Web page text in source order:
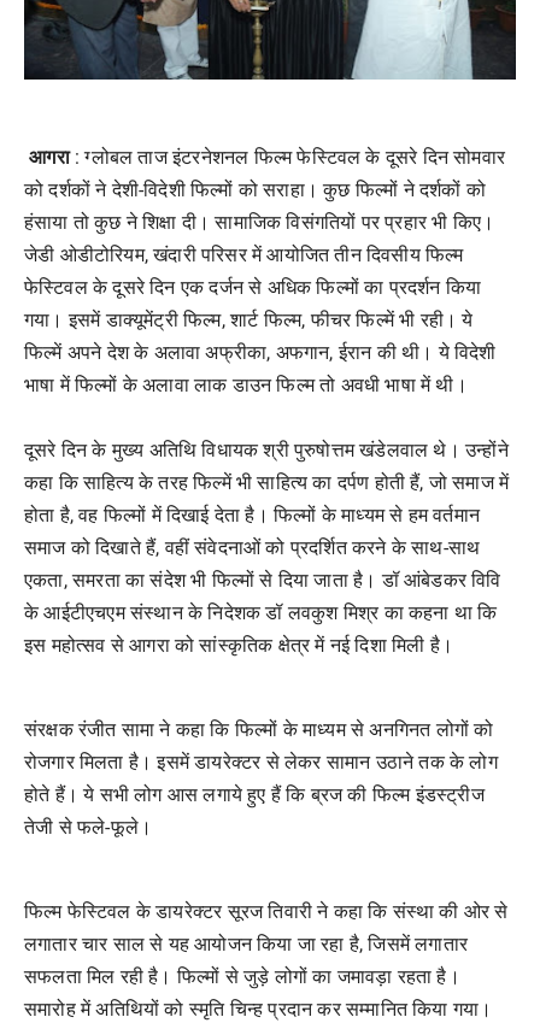
आगरा : ग्लोबल ताज इंटरनेशनल फिल्म फेस्टिवल के दूसरे दिन सोमवार
को दर्शकों ने देशी-विदेशी फिल्मों को सराहा। कुछ फिल्मों ने दर्शकों को
हंसाया तो कुछ ने शिक्षा दी। सामाजिक विसंगतियों पर प्रहार भी किए।
जेडी ओडीटोरियम, खंदारी परिसर में आयोजित तीन दिवसीय फिल्म
फेस्टिवल के दूसरे दिन एक दर्जन से अधिक फिल्मों का प्रदर्शन किया
गया। इसमें डाक्यूमेंट्री फिल्म, शार्ट फिल्म, फीचर फिल्में भी रही। ये
फिल्में अपने देश के अलावा अफ्रीका, अफगान, ईरान की थी। ये विदेशी
भाषा में फिल्मों के अलावा लाक डाउन फिल्म तो अवधी भाषा में थी।
दूसरे दिन के मुख्य अतिथि विधायक श्री पुरुषोत्तम खंडेलवाल थे। उन्होंने
कहा कि साहित्य के तरह फिल्में भी साहित्य का दर्पण होती हैं, जो समाज में
होता है, वह फिल्मों में दिखाई देता है। फिल्मों के माध्यम से हम वर्तमान
समाज को दिखाते हैं, वहीं संवेदनाओं को प्रदर्शित करने के साथ-साथ
एकता, समरता का संदेश भी फिल्मों से दिया जाता है। डॉ आंबेडकर विवि
के आईटीएचएम संस्थान के निदेशक डॉ लवकुश मिश्र का कहना था कि
इस महोत्सव से आगरा को सांस्कृतिक क्षेत्र में नई दिशा मिली है।
संरक्षक रंजीत सामा ने कहा कि फिल्मों के माध्यम से अनगिनत लोगों को
रोजगार मिलता है। इसमें डायरेक्टर से लेकर सामान उठाने तक के लोग
होते हैं। ये सभी लोग आस लगाये हुए हैं कि ब्रज की फिल्म इंडस्ट्रीज
तेजी से फले-फूले।
फिल्म फेस्टिवल के डायरेक्टर सूरज तिवारी ने कहा कि संस्था की ओर से
लगातार चार साल से यह आयोजन किया जा रहा है, जिसमें लगातार
सफलता मिल रही है। फिल्मों से जुड़े लोगों का जमावड़ा रहता है।
समारोह में अतिथियों को स्मृति चिन्ह प्रदान कर सम्मानित किया गया।